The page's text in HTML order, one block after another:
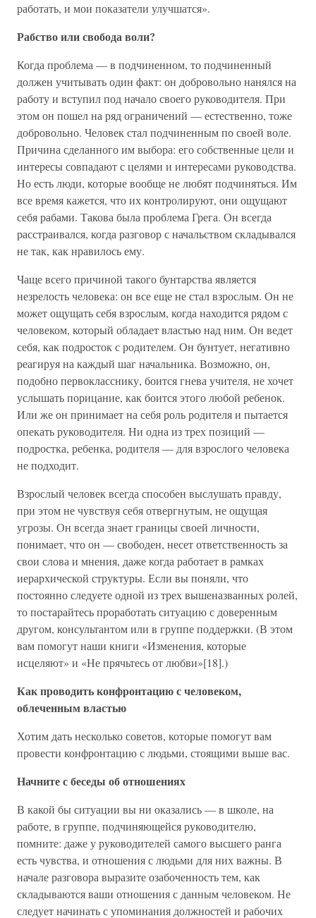
работать, и мои показатели улучшатся».
Рабство или свобода воли?
Когда проблема — в подчиненном, то подчиненный
должен учитывать один факт: он добровольно нанялся на
работу и вступил под начало своего руководителя. При
этом он пошел на ряд ограничений — естественно, тоже
добровольно. Человек стал подчиненным по своей воле.
Причина сделанного им выбора: его собственные цели и
интересы совпадают с целями и интересами руководства.
Но есть люди, которые вообще не любят подчиняться. Им
все время кажется, что их контролируют, они ощущают
себя рабами. Такова была проблема Грега. Он всегда
расстраивался, когда разговор с начальством складывался
не так, как нравилось ему.
Чаще всего причиной такого бунтарства является
незрелость человека: он все еще не стал взрослым. Он не
может ощущать себя взрослым, когда находится рядом с
человеком, который обладает властью над ним. Он ведет
себя, как подросток с родителем. Он бунтует, негативно
реагируя на каждый шаг начальника. Возможно, он,
подобно первокласснику, боится гнева учителя, не хочет
услышать порицание, как боится этого любой ребенок.
Или же он принимает на себя роль родителя и пытается
опекать руководителя. Ни одна из трех позиций —
подростка, ребенка, родителя — для взрослого человека
не подходит.
Взрослый человек всегда способен выслушать правду,
при этом не чувствуя себя отвергнутым, не ощущая
угрозы. Он всегда знает границы своей личности,
понимает, что он — свободен, несет ответственность за
свои слова и мнения, даже когда работает в рамках
иерархической структуры. Если вы поняли, что
постоянно следуете одной из трех вышеназванных ролей,
то постарайтесь проработать ситуацию с доверенным
другом, консультантом или в группе поддержки. (В этом
вам помогут наши книги «Изменения, которые
исцеляют» и «Не прячьтесь от любви»[18].)
Как проводить конфронтацию с человеком,
облеченным властью
Хотим дать несколько советов, которые помогут вам
провести конфронтацию с людьми, стоящими выше вас.
Начните с беседы об отношениях
В какой бы ситуации вы ни оказались — в школе, на
работе, в группе, подчиняющейся руководителю,
помните: даже у руководителей самого высшего ранга
есть чувства, и отношения с людьми для них важны. В
начале разговора выразите озабоченность тем, как
складываются ваши отношения с данным человеком. Не
следует начинать с упоминания должностей и рабочих